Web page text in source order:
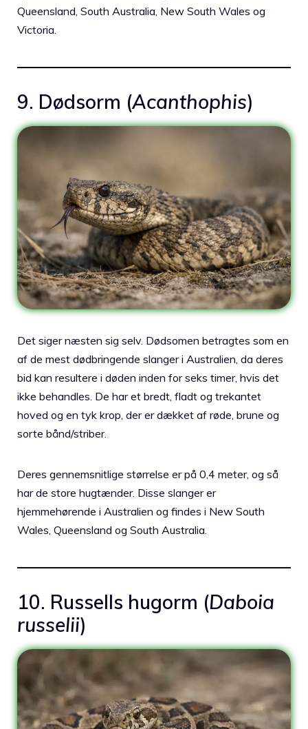
Queensland, South Australia, New South Wales og
Victoria.
9. Dødsorm (Acanthophis)
Det siger næsten sig selv. Dødsomen betragtes som en
af de mest dødbringende slanger i Australien, da deres
bid kan resultere i døden inden for seks timer, hvis det
ikke behandles. De har et bredt, fladt og trekantet
hoved og en tyk krop, der er dækket af røde, brune og
sorte bånd/striber.
Deres gennemsnitlige størrelse er på 0,4 meter, og så
har de store hugtænder. Disse slanger er
hjemmehørende i Australien og findes i New South
Wales, Queensland og South Australia.
10. Russells hugorm (Daboia
russelii)